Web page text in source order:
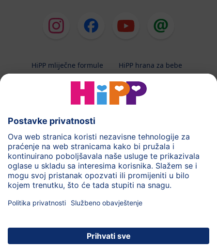
HiPP mliječne formule
HiPP hrana za bebe
HiPP njega
HiPP trudnoća
Terapeutska dijeta
Zaštita podataka i upute za korištenj
Uvjeti korištenja
Impressum
Kontakt
O HiPP-u